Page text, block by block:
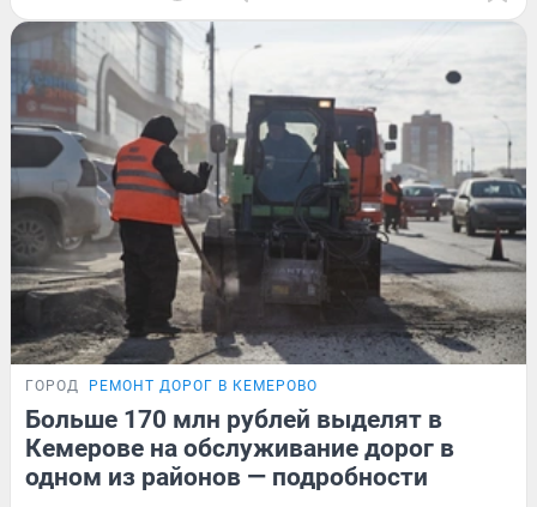
ГОРОД РЕМОНТ ДОРОГ В КЕМЕРОВО
Больше 170 млн рублей выделят в
Кемерове на обслуживание дорог в
одном из районов — подробности